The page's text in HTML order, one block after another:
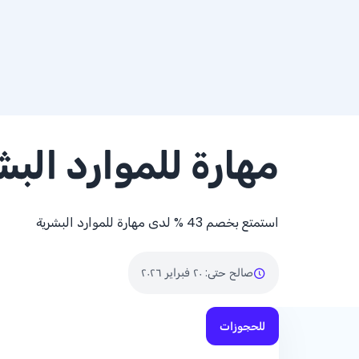
مهارة للموارد
استمتع بخصم % 43 لدى مهارة للموارد البشرية
صالح حتى: ٢٠ فبراير ٢٠٢٦
للحجوزات